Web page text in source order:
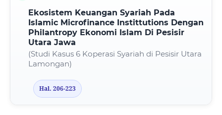
Ekosistem Keuangan Syariah Pada
Islamic Microfinance Instittutions Dengan
Philantropy Ekonomi Islam Di Pesisir
Utara Jawa
(Studi Kasus 6 Koperasi Syariah di Pesisir Utara
Lamongan)
Hal. 206-223